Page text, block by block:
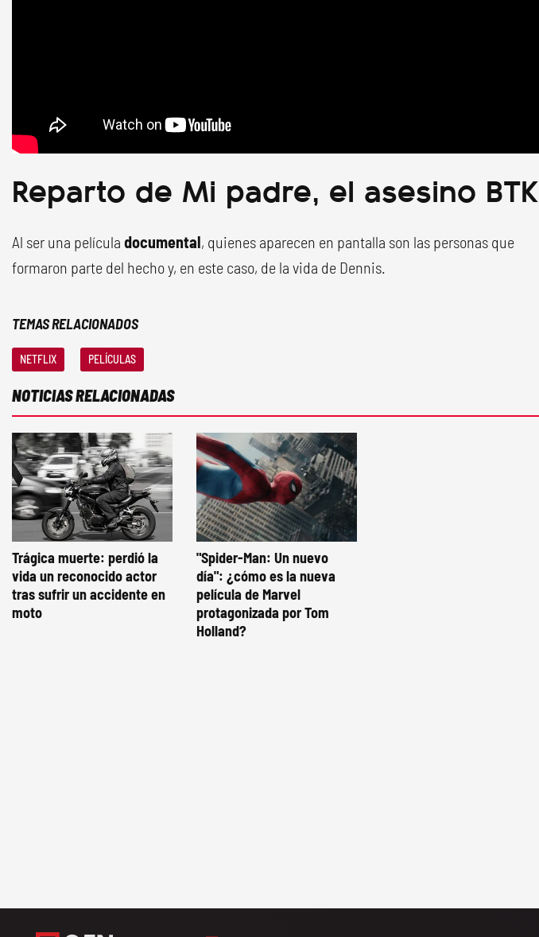
Reparto de Mi padre, el asesino BTK
Al ser una película documental, quienes aparecen en pantalla son las personas que
formaron parte del hecho y, en este caso, de la vida de Dennis.
TEMAS RELACIONADOS
NETFLIX PELÍCULAS
NOTICIAS RELACIONADAS
Trágica muerte: perdió la
vida un reconocido actor
tras sufrir un accidente en
moto
"Spider-Man: Un nuevo
día": ¿cómo es la nueva
película de Marvel
protagonizada por Tom
Holland?